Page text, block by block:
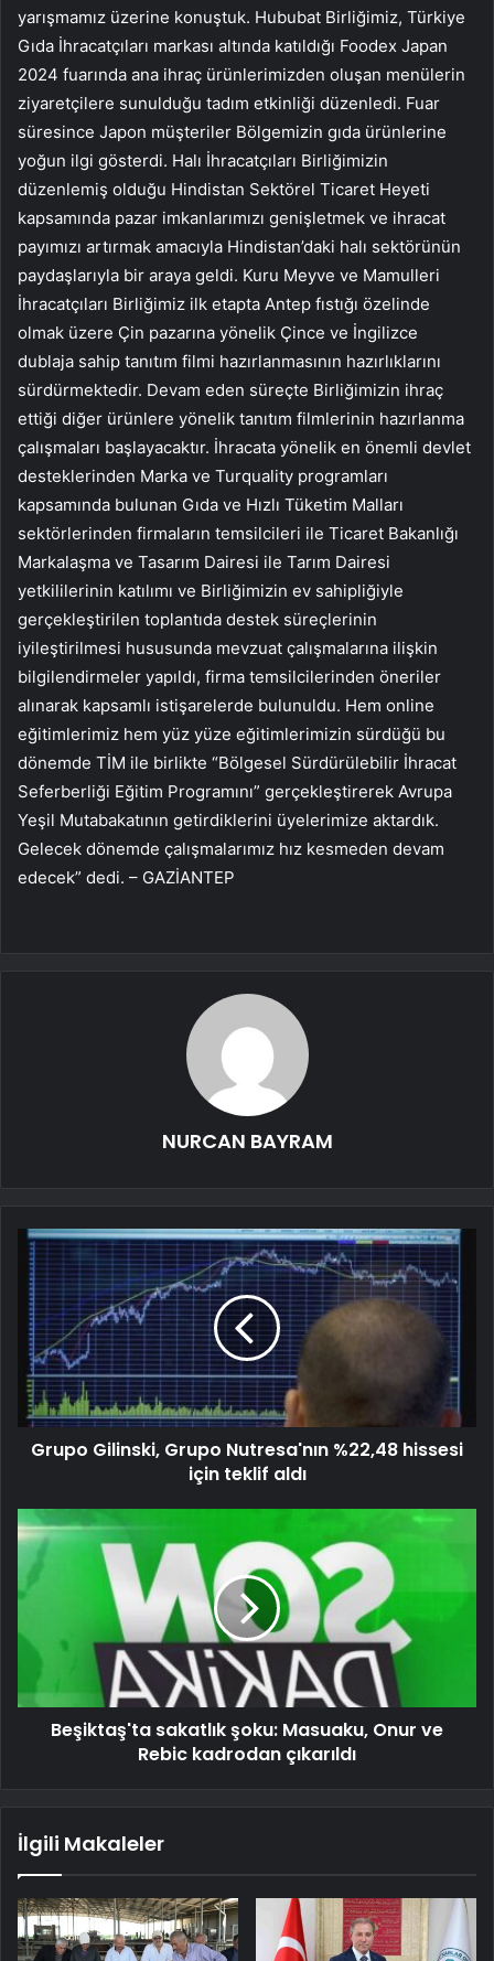
yarışmamız üzerine konuştuk. Hububat Birliğimiz, Türkiye
Gıda İhracatçıları markası altında katıldığı Foodex Japan
2024 fuarında ana ihraç ürünlerimizden oluşan menülerin
ziyaretçilere sunulduğu tadım etkinliği düzenledi. Fuar
süresince Japon müşteriler Bölgemizin gıda ürünlerine
yoğun ilgi gösterdi. Halı İhracatçıları Birliğimizin
düzenlemiş olduğu Hindistan Sektörel Ticaret Heyeti
kapsamında pazar imkanlarımızı genişletmek ve ihracat
payımızı artırmak amacıyla Hindistan’daki halı sektörünün
paydaşlarıyla bir araya geldi. Kuru Meyve ve Mamulleri
İhracatçıları Birliğimiz ilk etapta Antep fıstığı özelinde
olmak üzere Çin pazarına yönelik Çince ve İngilizce
dublaja sahip tanıtım filmi hazırlanmasının hazırlıklarını
sürdürmektedir. Devam eden süreçte Birliğimizin ihraç
ettiği diğer ürünlere yönelik tanıtım filmlerinin hazırlanma
çalışmaları başlayacaktır. İhracata yönelik en önemli devlet
desteklerinden Marka ve Turquality programları
kapsamında bulunan Gıda ve Hızlı Tüketim Malları
sektörlerinden firmaların temsilcileri ile Ticaret Bakanlığı
Markalaşma ve Tasarım Dairesi ile Tarım Dairesi
yetkililerinin katılımı ve Birliğimizin ev sahipliğiyle
gerçekleştirilen toplantıda destek süreçlerinin
iyileştirilmesi hususunda mevzuat çalışmalarına ilişkin
bilgilendirmeler yapıldı, firma temsilcilerinden öneriler
alınarak kapsamlı istişarelerde bulunuldu. Hem online
eğitimlerimiz hem yüz yüze eğitimlerimizin sürdüğü bu
dönemde TİM ile birlikte “Bölgesel Sürdürülebilir İhracat
Seferberliği Eğitim Programını” gerçekleştirerek Avrupa
Yeşil Mutabakatının getirdiklerini üyelerimize aktardık.
Gelecek dönemde çalışmalarımız hız kesmeden devam
edecek” dedi. – GAZİANTEP
NURCAN BAYRAM
Grupo Gilinski, Grupo Nutresa'nın %22,48 hissesi
için teklif aldı
Beşiktaş'ta sakatlık şoku: Masuaku, Onur ve
Rebic kadrodan çıkarıldı
İlgili Makaleler